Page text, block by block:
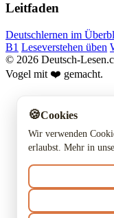
Leitfaden
Deutschlernen im
B1 Leseverstehen üben
© 2026 Deutsch-
Vogel mit ❤️ gemacht.
🍪Cookies
Wir verwenden
erlaubst. Mehr in